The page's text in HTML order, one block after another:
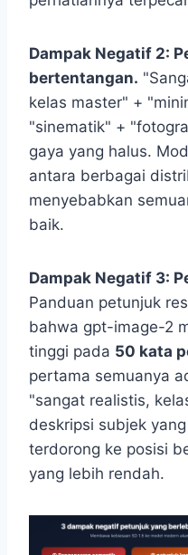
Dampak Negatif 2:
bertentangan.
kelas master" +
"sinematik" +
gaya yang halus.
antara berbagai
menyebabkan
baik.
Dampak Negatif 3:
Panduan petunjuk
bahwa gpt-image-2
tinggi pada 50 kata
pertama semuanya
"sangat realistis,
deskripsi subjek
terdorong ke posisi
yang lebih rendah.